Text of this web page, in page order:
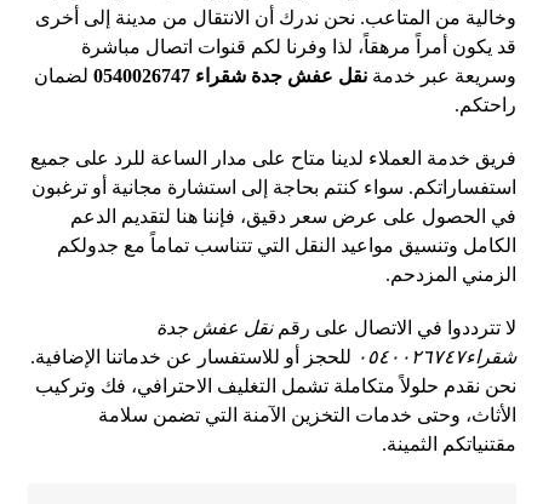
وخالية من المتاعب. نحن ندرك أن الانتقال من مدينة إلى أخرى
قد يكون أمراً مرهقاً، لذا وفرنا لكم قنوات اتصال مباشرة
وسريعة عبر خدمةنقل عفش جدة شقراء 0540026747
لضمان
راحتكم.
فريق خدمة العملاء لدينا متاح على مدار الساعة للرد على جميع
استفساراتكم. سواء كنتم بحاجة إلى استشارة مجانية أو ترغبون
في الحصول على عرض سعر دقيق، فإننا هنا لتقديم الدعم
الكامل وتنسيق مواعيد النقل التي تتناسب تماماً مع جدولكم
الزمني المزدحم.
لا تترددوا في الاتصال على رقمنقل عفش جدة
شقراء٠٥٤٠٠٢٦٧٤٧
للحجز أو للاستفسار عن خدماتنا الإضافية.
نحن نقدم حلولاً متكاملة تشمل التغليف الاحترافي، فك وتركيب
الأثاث، وحتى خدمات التخزين الآمنة التي تضمن سلامة
مقتنياتكم الثمينة.